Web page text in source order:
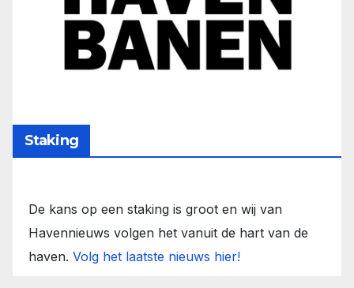
Staking
De kans op een staking is groot en wij van
Havennieuws volgen het vanuit de hart van de
haven. Volg het laatste nieuws hier!